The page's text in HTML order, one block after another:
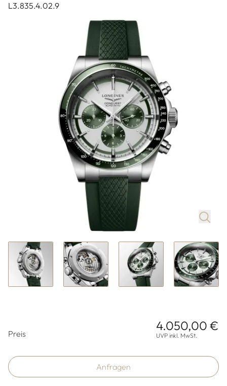
L3.835.4.02.9
Preis
4.050,00 €
UVP inkl. MwSt.
Anfragen